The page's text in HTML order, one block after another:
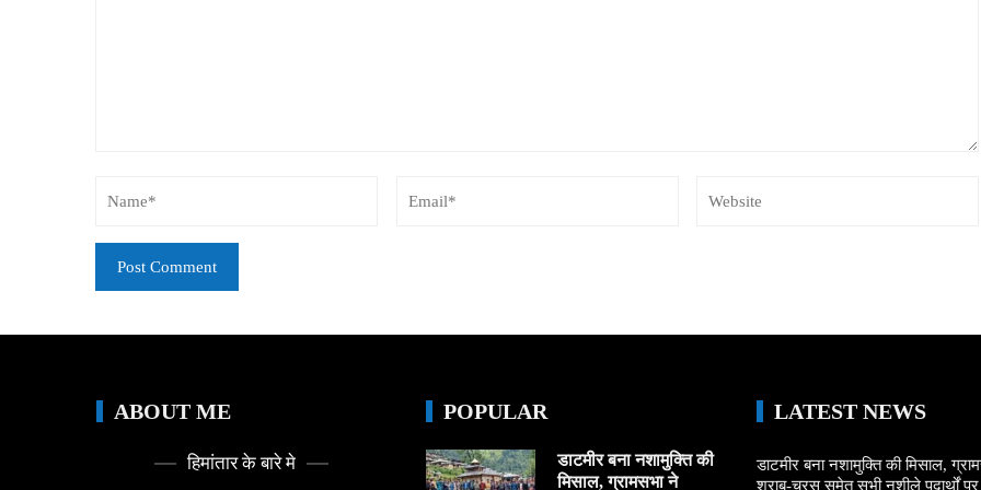
ABOUT ME
हिमांतार के बारे मे
POPULAR
डाटमीर बना नशामुक्ति की
मिसाल, ग्रामसभा ने
LATEST NEWS
डाटमीर बना नशामुक्ति की मिसाल,
शराब-चरस समेत सभी नशीले पदार्थों पर